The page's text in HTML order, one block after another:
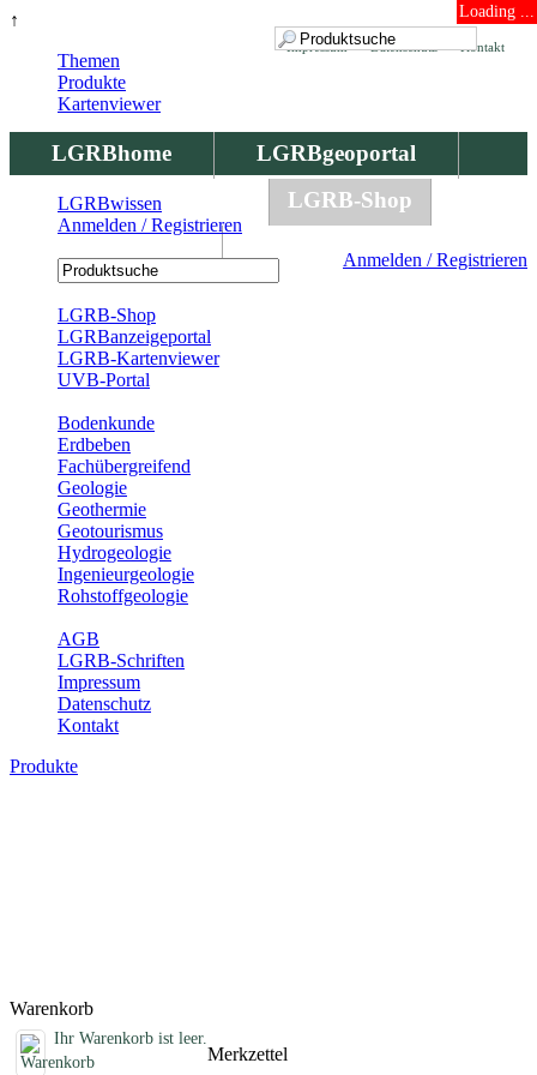
↑ Loading ...
Kontakt
Datenschutz
Impressum
LGRBhome
LGRBgeoportal
LGRBbohrungen
LGRB-Shop
Anmelden / Registrieren
Themen
Produkte
Kartenviewer
LGRBwissen
Anmelden / Registrieren
LGRB-Shop
LGRBanzeigeportal
LGRB-Kartenviewer
UVB-Portal
Bodenkunde
Erdbeben
Fachübergreifend
Geologie
Geothermie
Geotourismus
Hydrogeologie
Ingenieurgeologie
Rohstoffgeologie
AGB
LGRB-Schriften
Impressum
Datenschutz
Kontakt
Produkte
Warenkorb
Ihr Warenkorb ist leer.
Merkzettel